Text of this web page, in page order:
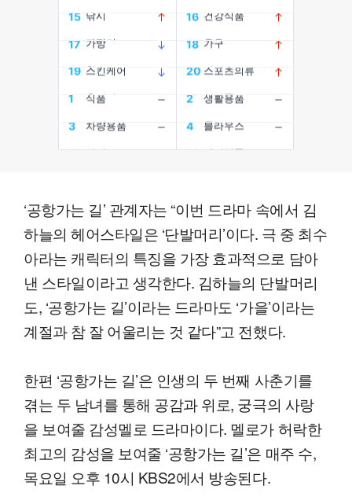
‘공항가는 길’ 관계자는 “이번 드라마 속에서 김
하늘의 헤어스타일은 ‘단발머리’이다. 극 중 최수
아라는 캐릭터의 특징을 가장 효과적으로 담아
낸 스타일이라고 생각한다. 김하늘의 단발머리
도, ‘공항가는 길’이라는 드라마도 ‘가을’이라는
계절과 참 잘 어울리는 것 같다”고 전했다.
한편 ‘공항가는 길’은 인생의 두 번째 사춘기를
겪는 두 남녀를 통해 공감과 위로, 궁극의 사랑
을 보여줄 감성멜로 드라마이다. 멜로가 허락한
최고의 감성을 보여줄 ‘공항가는 길’은 매주 수,
목요일 오후 10시 KBS2에서 방송된다.